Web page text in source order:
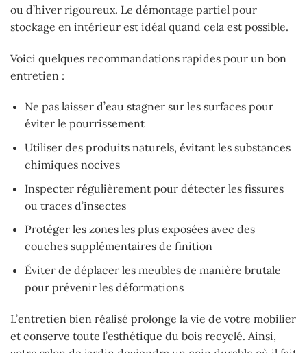
ou d’hiver rigoureux. Le démontage partiel pour
stockage en intérieur est idéal quand cela est possible.
Voici quelques recommandations rapides pour un bon
entretien :
Ne pas laisser d’eau stagner sur les surfaces pour
éviter le pourrissement
Utiliser des produits naturels, évitant les substances
chimiques nocives
Inspecter régulièrement pour détecter les fissures
ou traces d’insectes
Protéger les zones les plus exposées avec des
couches supplémentaires de finition
Éviter de déplacer les meubles de manière brutale
pour prévenir les déformations
L’entretien bien réalisé prolonge la vie de votre mobilier
et conserve toute l’esthétique du bois recyclé. Ainsi,